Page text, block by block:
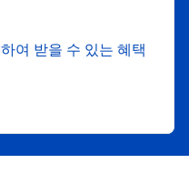
여 받을 수 있는 혜택